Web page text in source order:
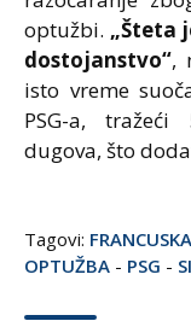
optužbi. „Šteta
dostojanstvo“,
isto vreme
PSG-a,
dugova, što
Tagovi: FRANCUSKA
OPTUŽBA - PSG -